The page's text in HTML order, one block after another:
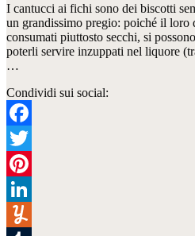
I cantucci ai fichi sono dei biscotti
un grandissimo pregio: poiché il loro
consumati piuttosto secchi, si
poterli servire inzuppati nel liquore
…
Condividi sui social:
Facebook
Twitter
Pinterest
LinkedIn